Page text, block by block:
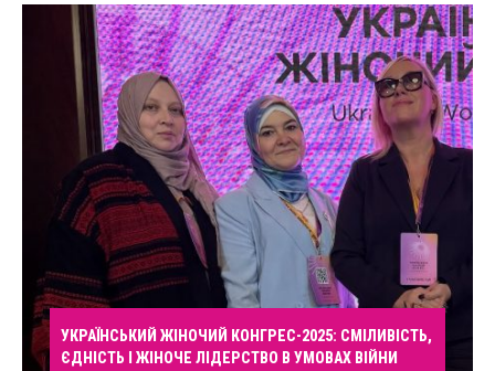
УКРАЇНСЬКИЙ ЖІНОЧИЙ КОНГРЕС-2025: СМІЛИВІСТЬ,
ЄДНІСТЬ І ЖІНОЧЕ ЛІДЕРСТВО В УМОВАХ ВІЙНИ